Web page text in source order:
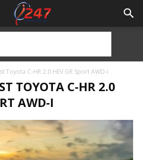
Toyota C-HR 2.0 HEV GR Sport AWD-i
TOYOTA C-HR 2.0
AWD-I